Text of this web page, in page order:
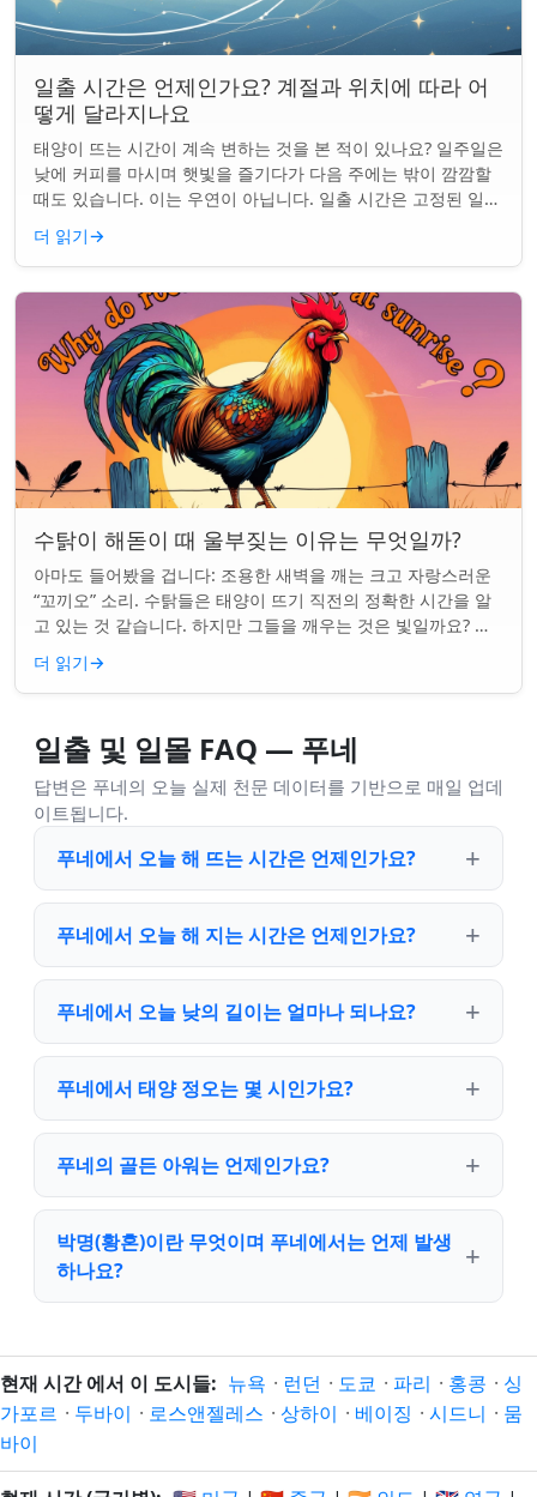
일출 시간은 언제인가요? 계절과 위치에 따라 어
떻게 달라지나요
태양이 뜨는 시간이 계속 변하는 것을 본 적이 있나요? 일주일은
낮에 커피를 마시며 햇빛을 즐기다가 다음 주에는 밖이 깜깜할
때도 있습니다. 이는 우연이 아닙니다. 일출 시간은 고정된 일정
이 아니며 계절과 지구상의 ...
더 읽기→
수탉이 해돋이 때 울부짖는 이유는 무엇일까?
아마도 들어봤을 겁니다: 조용한 새벽을 깨는 크고 자랑스러운
“꼬끼오” 소리. 수탉들은 태양이 뜨기 직전의 정확한 시간을 알
고 있는 것 같습니다. 하지만 그들을 깨우는 것은 빛일까요? 아
니면 더 깊은 무언가일까요? ...
더 읽기→
일출 및 일몰 FAQ — 푸네
답변은 푸네의 오늘 실제 천문 데이터를 기반으로 매일 업데
이트됩니다.
푸네에서 오늘 해 뜨는 시간은 언제인가요?
푸네에서 오늘 해 지는 시간은 언제인가요?
푸네에서 오늘 낮의 길이는 얼마나 되나요?
푸네에서 태양 정오는 몇 시인가요?
푸네의 골든 아워는 언제인가요?
박명(황혼)이란 무엇이며 푸네에서는 언제 발생
하나요?
현재 시간 에서 이 도시들: 뉴욕 · 런던 · 도쿄 · 파리 · 홍콩 · 싱
가포르 · 두바이 · 로스앤젤레스 · 상하이 · 베이징 · 시드니 · 뭄
바이